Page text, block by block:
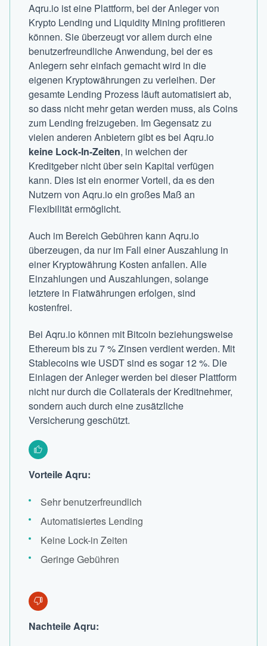
Aqru.io ist eine Plattform, bei der Anleger von
Krypto Lending und Liquidity Mining profitieren
können. Sie überzeugt vor allem durch eine
benutzerfreundliche Anwendung, bei der es
Anlegern sehr einfach gemacht wird in die
eigenen Kryptowährungen zu verleihen. Der
gesamte Lending Prozess läuft automatisiert ab,
so dass nicht mehr getan werden muss, als Coins
zum Lending freizugeben. Im Gegensatz zu
vielen anderen Anbietern gibt es bei Aqru.io
keine Lock-In-Zeiten, in welchen der
Kreditgeber nicht über sein Kapital verfügen
kann. Dies ist ein enormer Vorteil, da es den
Nutzern von Aqru.io ein großes Maß an
Flexibilität ermöglicht.
Auch im Bereich Gebühren kann Aqru.io
überzeugen, da nur im Fall einer Auszahlung in
einer Kryptowährung Kosten anfallen. Alle
Einzahlungen und Auszahlungen, solange
letztere in Fiatwährungen erfolgen, sind
kostenfrei.
Bei Aqru.io können mit Bitcoin beziehungsweise
Ethereum bis zu 7 % Zinsen verdient werden. Mit
Stablecoins wie USDT sind es sogar 12 %. Die
Einlagen der Anleger werden bei dieser Plattform
nicht nur durch die Collaterals der Kreditnehmer,
sondern auch durch eine zusätzliche
Versicherung geschützt.
Vorteile Aqru:
Sehr benutzerfreundlich
Automatisiertes Lending
Keine Lock-in Zeiten
Geringe Gebühren
Nachteile Aqru: